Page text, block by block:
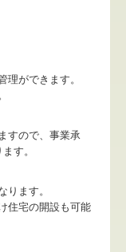
理ができます。
すので、事業承
す。
ります。
住宅の開設も可能